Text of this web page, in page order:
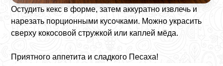
Остудить кекс в форме, затем аккуратно извлечь и
нарезать порционными кусочками. Можно украсить
сверху кокосовой стружкой или каплей мёда.
Приятного аппетита и сладкого Песаха!